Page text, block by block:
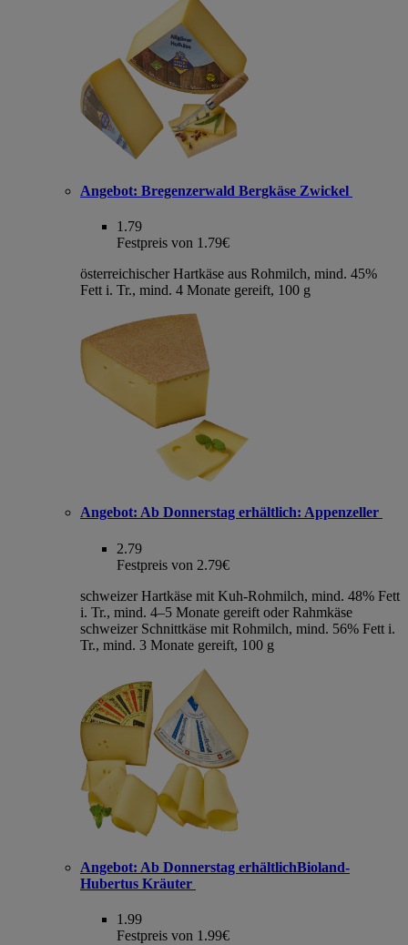
Angebot: Bregenzerwald Bergkäse Zwickel
1.79
Festpreis von 1.79€
österreichischer Hartkäse aus Rohmilch, mind. 45%
Fett i. Tr., mind. 4 Monate gereift, 100 g
Angebot: Ab Donnerstag erhältlich: Appenzeller
2.79
Festpreis von 2.79€
schweizer Hartkäse mit Kuh-Rohmilch, mind. 48% Fett
i. Tr., mind. 4–5 Monate gereift oder Rahmkäse
schweizer Schnittkäse mit Rohmilch, mind. 56% Fett i.
Tr., mind. 3 Monate gereift, 100 g
Angebot: Ab Donnerstag erhältlichBioland-
Hubertus Kräuter
1.99
Festpreis von 1.99€